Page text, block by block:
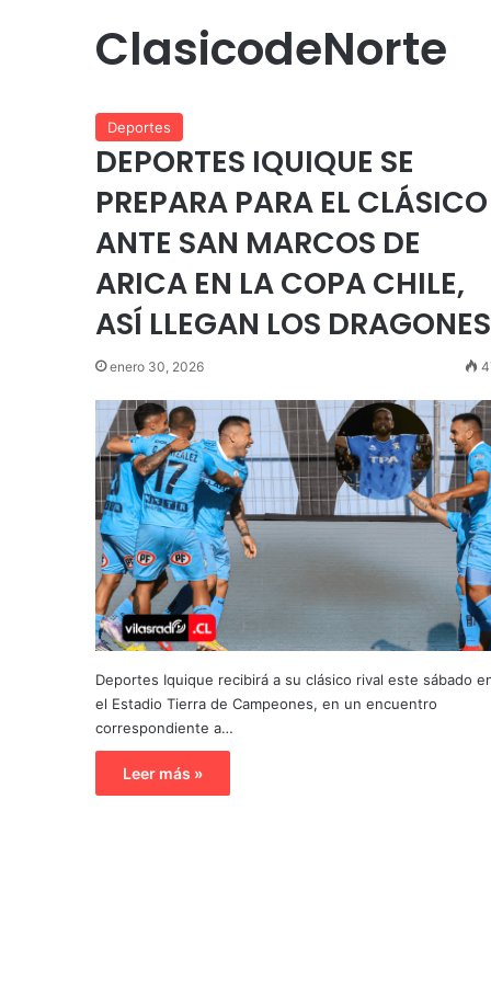
ClasicodeNorte
Deportes
DEPORTES IQUIQUE SE
PREPARA PARA EL CLÁSICO
ANTE SAN MARCOS DE
ARICA EN LA COPA CHILE,
ASÍ LLEGAN LOS DRAGONES
enero 30, 2026
Deportes Iquique recibirá a su clásico rival este sábado
el Estadio Tierra de Campeones, en un encuentro
correspondiente a…
Leer más »